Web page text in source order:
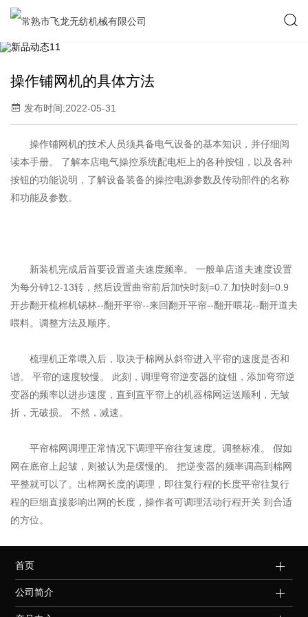
操作铺网机的具体方法
发布时间:2022-05-31
操作铺网机的技术人员须具备电气设备的基本知识，并仔细阅
读本手册。 了解本店电气操控系统配电柜上的各种按钮，以及各种
按钮的功能说明，了解设备装备的操控电源参数及传动部件的名称
和功能及参数。
新装机完成后首要设置道夫速度频率。 一般单店道夫速度设置
为每分钟12-13转，然后设置曲帘前后加快时刻=0.7.加快时刻=0.9
开步翻开梳棉机锡林--翻开平帘--来回翻开平帘--翻开喂花--翻开道夫
喂料。调整方法及顺序。
梳理机正常喂入后，取决于棉网从斜帘进入平帘的速度是否和
谐。 平帘的速度较慢。 此刻，调理弯帘逆变器的旋钮，添加弯帘逆
变器的频率以进步速度，直到直平帘上的机器棉网运送顺利，无皱
折，无破损。 不然，减速。
平帘棉网调理正常情况下调理平帘往复速度。调整标准。 假如
网在底帘上起皱，则被认为是缓慢的。 把逆变器的频率调高到棉网
平整就可以了。出棉网长度的调理，即往复行程的长度平帘往复行
程的巨细直接影响出网的长度，操作者可调理活动行程开关 到合适
的方位。
首页
公司简介